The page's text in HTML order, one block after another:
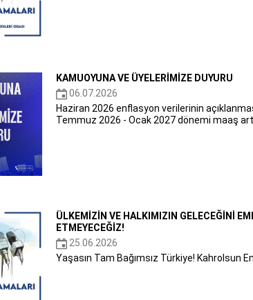
KAMUOYUNA VE ÜYELERİMİZE DUYURU
06.07.2026
Haziran 2026 enflasyon verilerinin
Temmuz 2026 - Ocak 2027 dönemi maaş
ÜLKEMİZİN VE HALKIMIZIN GELECEĞİNİ
ETMEYECEĞİZ!
25.06.2026
Yaşasın Tam Bağımsız Türkiye! Kahrolsun